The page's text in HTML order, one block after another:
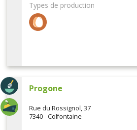
Types de production
Progone
Rue du Rossignol, 37
7340 - Colfontaine